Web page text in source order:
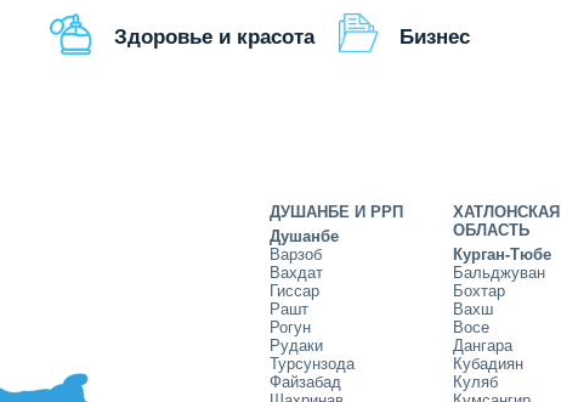
Здоровье и красота Бизнес
ДУШАНБЕ И РРП
Душанбе
Варзоб
Вахдат
Гиссар
Рашт
Рогун
Рудаки
Турсунзода
Файзабад
ХАТЛОНСКАЯ
ОБЛАСТЬ
Курган-Тюбе
Бальджуван
Бохтар
Вахш
Восе
Дангара
Кубадиян
Куляб